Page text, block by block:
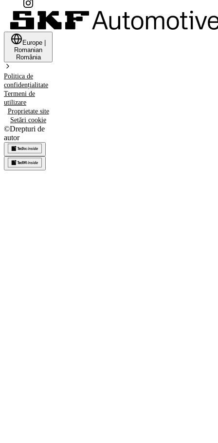
Europe
Romanian
România
Politica de
confidențialitate
Termeni de
utilizare
Proprietate site
Setări cookie
©Drepturi de
autor